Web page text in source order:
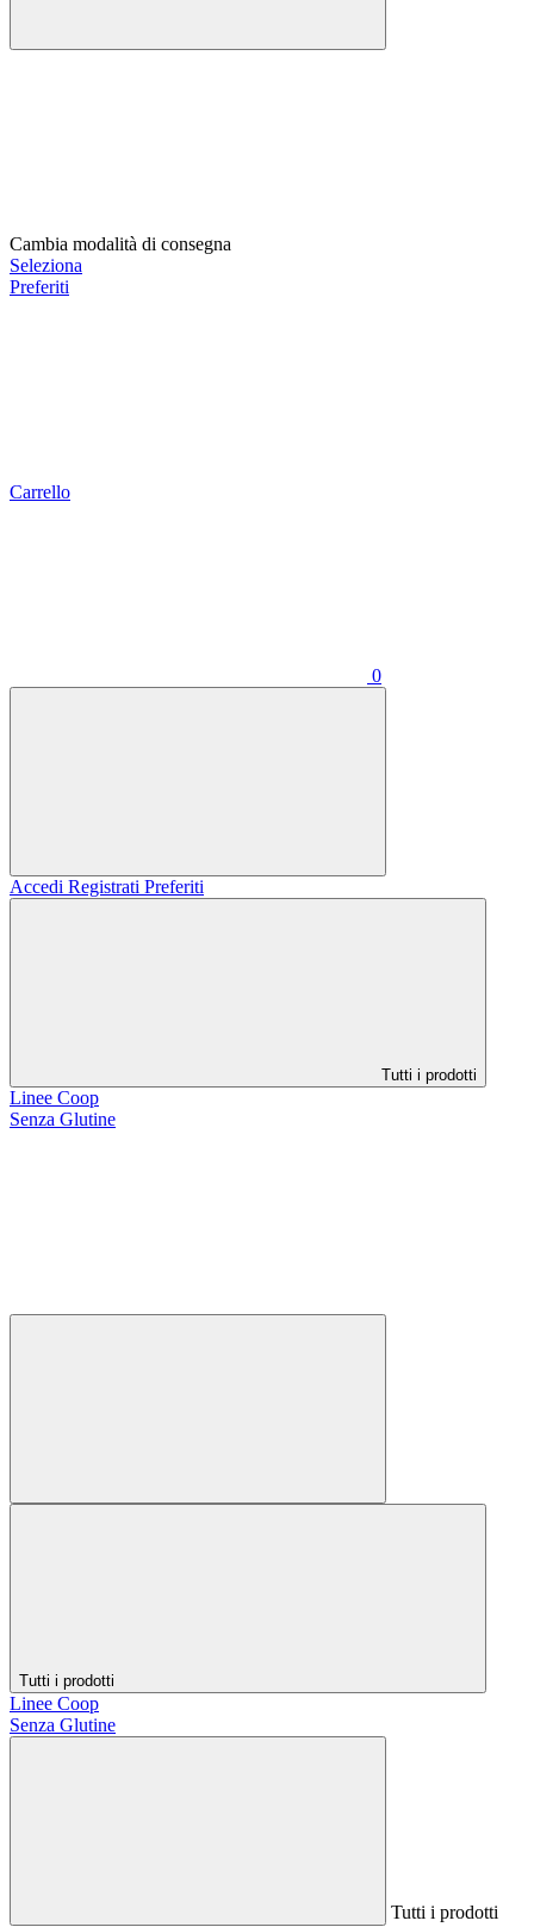
Cambia modalità di consegna
Seleziona
Preferiti
Carrello
0
Accedi Registrati Preferiti
Tutti i prodotti
Linee Coop
Senza Glutine
Tutti i prodotti
Linee Coop
Senza Glutine
Tutti i prodotti